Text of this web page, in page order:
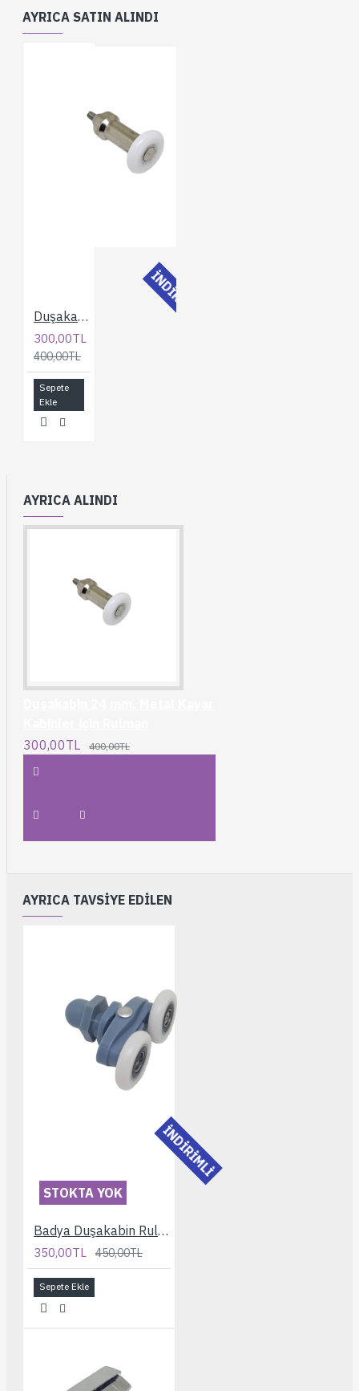
AYRICA SATIN ALINDI
İNDİRİMLİ
Duşakabin 24 mm. Metal Kayar Kabinler için Rulman
300,00TL
400,00TL
Sepete
Ekle
AYRICA ALINDI
300,00TL
400,00TL
AYRICA TAVSIYE EDILEN
İNDİRİMLİ
STOKTA YOK
Badya Duşakabin Rulmanı
350,00TL 450,00TL
Sepete Ekle